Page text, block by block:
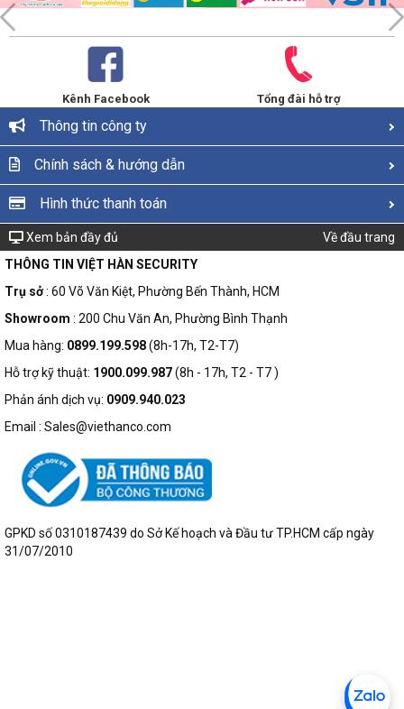
Kênh Facebook Tổng đài hỗ trợ
Thông tin công ty
Chính sách & hướng dẫn
Hình thức thanh toán
Xem bản đầy đủ
Về đầu trang
THÔNG TIN VIỆT HÀN SECURITY
Trụ sở: 60 Võ Văn Kiệt, Phường Bến Thành, HCM
Showroom : 200 Chu Văn An, Phường Bình Thạnh
Mua hàng: 0899.199.598(8h-17h, T2-T7)
Hỗ trợ kỹ thuật: 1900.099.987(8h - 17h, T2 - T7 )
Phản ánh dịch vụ: 0909.940.023
Email : Sales@viethanco.com
GPKD số 0310187439 do Sở Kế hoạch và Đầu tư TP.HCM cấp ngày
31/07/2010